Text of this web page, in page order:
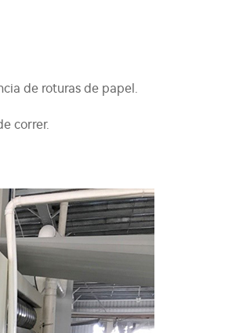
de roturas de papel.
correr.